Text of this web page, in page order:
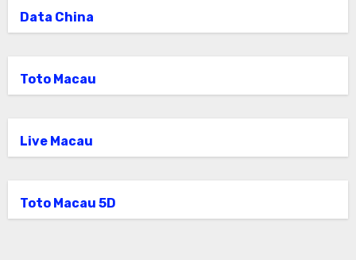
Data China
Toto Macau
Live Macau
Toto Macau 5D